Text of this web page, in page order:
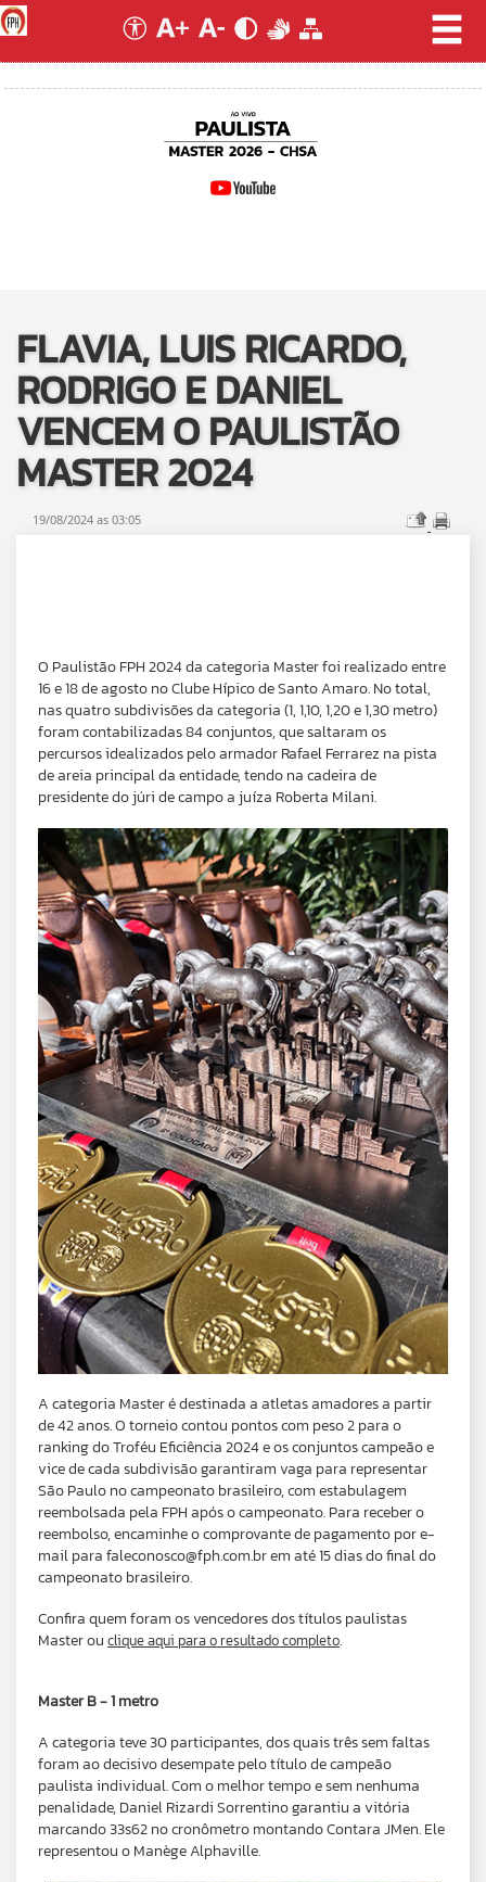
FLAVIA, LUIS RICARDO,
RODRIGO E DANIEL
VENCEM O PAULISTÃO
MASTER 2024
19/08/2024 as 03:05
O Paulistão FPH 2024 da categoria Master foi realizado entre
16 e 18 de agosto no Clube Hípico de Santo Amaro. No total,
nas quatro subdivisões da categoria (1, 1,10, 1,20 e 1,30 metro)
foram contabilizadas 84 conjuntos, que saltaram os
percursos idealizados pelo armador Rafael Ferrarez na pista
de areia principal da entidade, tendo na cadeira de
presidente do júri de campo a juíza Roberta Milani.
A categoria Master é destinada a atletas amadores a partir
de 42 anos. O torneio contou pontos com peso 2 para o
ranking do Troféu Eficiência 2024 e os conjuntos campeão e
vice de cada subdivisão garantiram vaga para representar
São Paulo no campeonato brasileiro, com estabulagem
reembolsada pela FPH após o campeonato. Para receber o
reembolso, encaminhe o comprovante de pagamento por e-
mail para faleconosco@fph.com.br em até 15 dias do final do
campeonato brasileiro.
Confira quem foram os vencedores dos títulos paulistas
Master ou clique aqui para o resultado completo.
Master B - 1 metro
A categoria teve 30 participantes, dos quais três sem faltas
foram ao decisivo desempate pelo título de campeão
paulista individual. Com o melhor tempo e sem nenhuma
penalidade, Daniel Rizardi Sorrentino garantiu a vitória
marcando 33s62 no cronômetro montando Contara JMen. Ele
representou o Manège Alphaville.